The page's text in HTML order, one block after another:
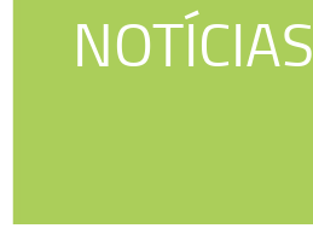
NOTÍCIAS